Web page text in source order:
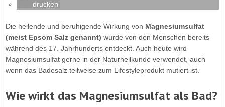
drucken
Die heilende und beruhigende Wirkung von Magnesiumsulfat
(meist Epsom Salz genannt) wurde von den Menschen bereits
während des 17. Jahrhunderts entdeckt. Auch heute wird
Magnesiumsulfat gerne in der Naturheilkunde verwendet, auch
wenn das Badesalz teilweise zum Lifestyleprodukt mutiert ist.
Wie wirkt das Magnesiumsulfat als Bad?